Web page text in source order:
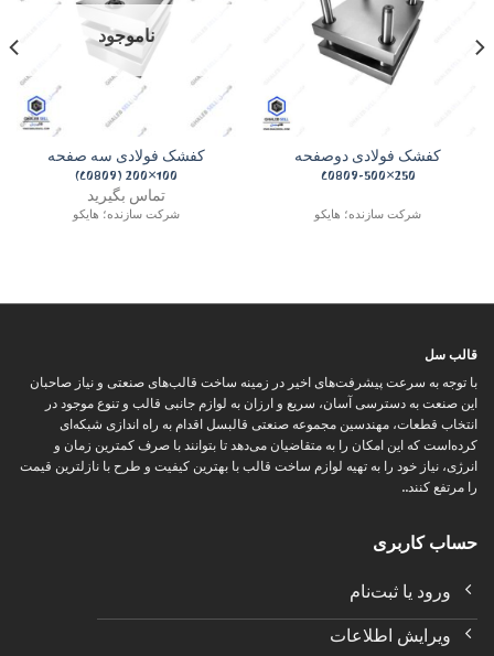
کفشک فولادی دوصفحه
250×500-C0809
شرکت سازنده؛ هایکو
ناموجود
کفشک فولادی سه صفحه
100×200 (C0809)
تماس بگیرید
شرکت سازنده؛ هایکو
قالب سل
با توجه به سرعت پیشرفت‌های اخیر در زمینه ساخت قالب‌های صنعتی و نیاز صاحبان
این صنعت به دسترسی آسان، سریع و ارزان به لوازم جانبی قالب و تنوع موجود در
انتخاب قطعات، مهندسین مجموعه صنعتی قالبسل اقدام به راه اندازی شبکه‌ای
کرده‌است که این امکان را به متقاضیان می‌دهد تا بتوانند با صرف کمترین زمان و
انرژی، نیاز خود را به تهیه لوازم ساخت قالب با بهترین کیفیت و طرح با نازلترین قیمت
را مرتفع کنند..
حساب کاربری
ورود یا ثبت‌نام
ویرایش اطلاعات